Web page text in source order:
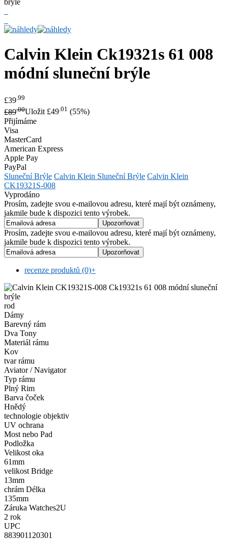
Calvin Klein Ck19321s 61 008
módní sluneční brýle
£39 .99
£89.00Uložit £49.01 (55%)
Přijímáme
Visa
MasterCard
American Express
Apple Pay
PayPal
Sluneční Brýle Calvin Klein Sluneční Brýle Calvin Klein
CK19321S-008
Vyprodáno
Prosím, zadejte svou e-mailovou adresu, které mají být oznámeny,
jakmile bude k dispozici tento výrobek.
Prosím, zadejte svou e-mailovou adresu, které mají být oznámeny,
jakmile bude k dispozici tento výrobek.
recenze produktů (0)+
rod
Dámy
Barevný rám
Dva Tony
Materiál rámu
Kov
tvar rámu
Aviator / Navigator
Typ rámu
Plný Rim
Barva čoček
Hnědý
technologie objektiv
UV ochrana
Most nebo Pad
Podložka
Velikost oka
61mm
velikost Bridge
13mm
chrám Délka
135mm
Záruka Watches2U
2 rok
UPC
883901120301